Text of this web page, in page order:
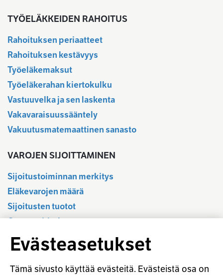
TYÖELÄKKEIDEN RAHOITUS
Rahoituksen periaatteet
Rahoituksen kestävyys
Työeläkemaksut
Työeläkerahan kiertokulku
Vastuuvelka ja sen laskenta
Vakavaraisuussääntely
Vakuutusmatemaattinen sanasto
VAROJEN SIJOITTAMINEN
Sijoitustoiminnan merkitys
Eläkevarojen määrä
Sijoitusten tuotot
Osavuositiedot
Tilastotietokanta
Sijoitustoiminnan sääntely
Vastuullinen sijoittaminen
Evästeasetukset
Tämä sivusto käyttää evästeitä. Evästeistä osa on